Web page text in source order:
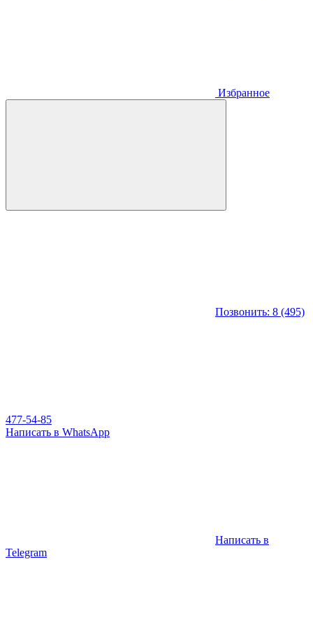
Избранное
Позвонить: 8 (495)
477-54-85
Написать в WhatsApp
Написать в
Telegram